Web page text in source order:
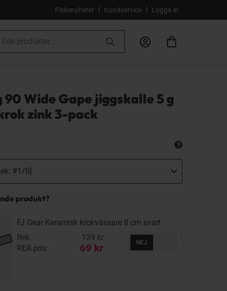
Fiskenyheter | Kundservice | Logga in
90 Wide Gape jiggskalle 5 g
zink 3-pack
produkt?
FJ Gear Keramisk krokvässare 8 cm svart
Rek.
139 kr
REA pris:
69 kr